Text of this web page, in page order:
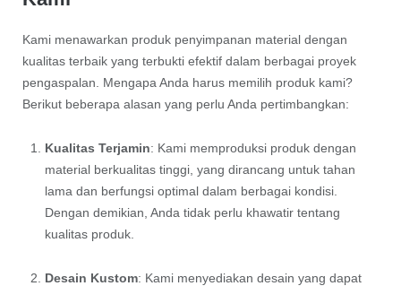
Kami menawarkan produk penyimpanan material dengan
kualitas terbaik yang terbukti efektif dalam berbagai proyek
pengaspalan. Mengapa Anda harus memilih produk kami?
Berikut beberapa alasan yang perlu Anda pertimbangkan:
Kualitas Terjamin: Kami memproduksi produk dengan
material berkualitas tinggi, yang dirancang untuk tahan
lama dan berfungsi optimal dalam berbagai kondisi.
Dengan demikian, Anda tidak perlu khawatir tentang
kualitas produk.
Desain Kustom: Kami menyediakan desain yang dapat